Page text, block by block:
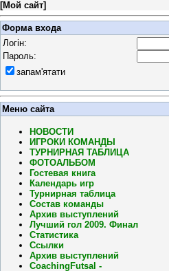
[Мой сайт]
Форма входа
Логін:
Пароль:
запам'ятати
Меню сайта
НОВОСТИ
ИГРОКИ КОМАНДЫ
ТУРНИРНАЯ ТАБЛИЦА
ФОТОАЛЬБОМ
Гостевая книга
Календарь игр
Турнирная таблица
Состав команды
Архив выступлений
Лучший гол 2009. Финал
Статистика
Ссылки
Архив выступлений
CoachingFutsal -